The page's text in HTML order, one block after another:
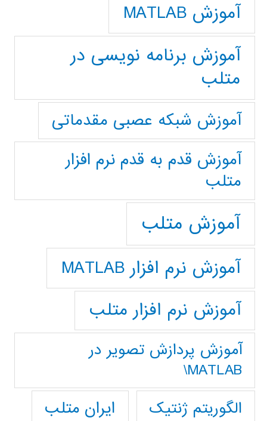
آموزش MATLAB
آموزش برنامه نویسی در
متلب
آموزش شبکه عصبی مقدماتی
آموزش قدم به قدم نرم افزار
متلب
آموزش متلب
آموزش نرم افزار MATLAB
آموزش نرم افزار متلب
آموزش پردازش تصوير در
MATLAB\
الگوریتم ژنتیک
ایران متلب